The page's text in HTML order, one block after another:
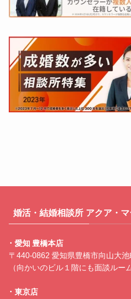
婚活・結婚相談所 アクア・マ
･ 愛知 豊橋本店
〒440-0862 愛知県豊橋市向山大
（向かいのビル１階にも面談ルー
･ 東京店